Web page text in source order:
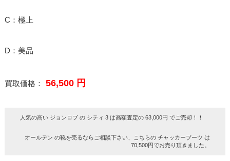
C：極上
D：美品
買取価格： 56,500 円
人気の高い ジョンロブ の シティ 3 は高額査定の 63,000円 でご売却！！
オールデン の靴を売るならご相談下さい、こちらの チャッカーブーツ は
70,500円でお売り頂きました。